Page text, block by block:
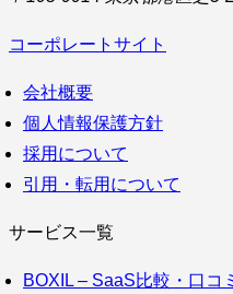
コーポレートサイト
会社概要
個人情報保護方針
採用について
引用・転用について
サービス一覧
BOXIL – SaaS比較・口コ